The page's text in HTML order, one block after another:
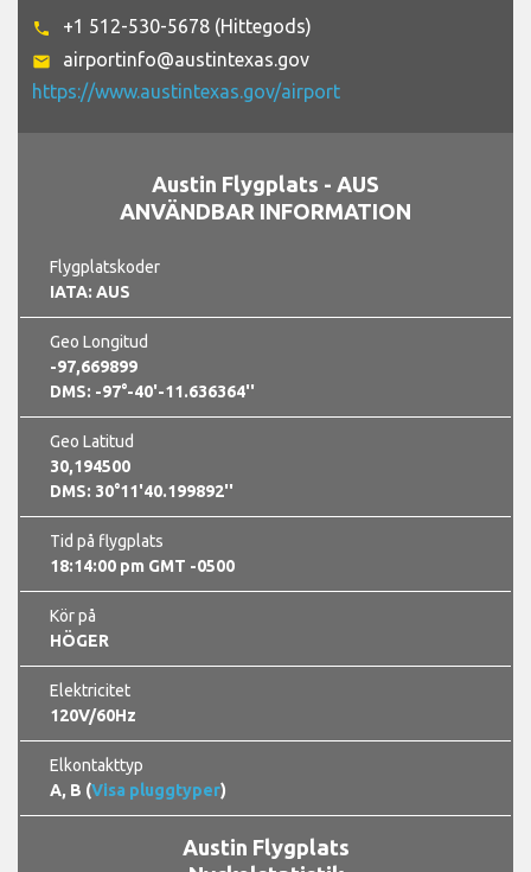
phone +1 512-530-5678 (Hittegods)
email
airportinfo@austintexas.gov
https://www.austintexas.gov/airport
Austin Flygplats - AUS
ANVÄNDBAR INFORMATION
Flygplatskoder
IATA: AUS
Geo Longitud
-97,669899
DMS: -97°-40'-11.636364''
Geo Latitud
30,194500
DMS: 30°11'40.199892''
Tid på flygplats
18:14:02 pm GMT -0500
Kör på
HÖGER
Elektricitet
120V/60Hz
Elkontakttyp
A, B (Visa pluggtyper)
Austin Flygplats